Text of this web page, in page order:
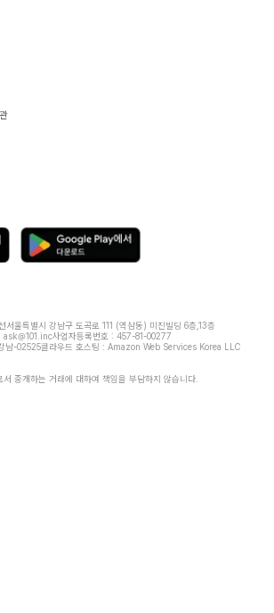
서울특별시 강남구 도곡로 111 (역삼동) 미진빌딩 6층,13층
ask@101.inc사업자등록번호 : 457-81-00277
남-02525클라우드 호스팅 : Amazon Web Services Korea LLC
서 중개하는 거래에 대하여 책임을 부담하지 않습니다.